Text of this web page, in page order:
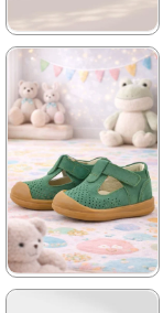
★ ★ ★ ★ ★
1.399,90 ₺
2.399,90 ₺
%42İndirim
Ücretsiz
Kargo